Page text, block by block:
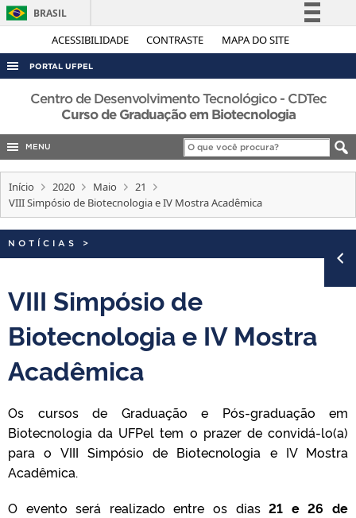
ACESSIBILIDADE CONTRASTE MAPA DO SITE
BRASIL
Simplifique!
Acesso à informação
Legislação
Canais
PORTAL UFPEL
ACESSO À INFORMAÇÃO
AUDITORIA
COBALTO
CONCURSOS
EDITAIS
INTERNACIONAL
TELEFONES
Centro de Desenvolvimento Tecnológico - CDTec
Curso de Graduação em Biotecnologia
MENU
Início 2020 Maio
21
VIII Simpósio de Biotecnologia e IV Mostra Acadêmica
NOTÍCIAS >
VIII Simpósio de
Biotecnologia e IV Mostra
Acadêmica
Os cursos de Graduação e Pós-graduação em
Biotecnologia da UFPel tem o prazer de convidá-lo(a)
para o VIII Simpósio de Biotecnologia e IV Mostra
Acadêmica.
O evento será realizado entre os dias21 e 26 de